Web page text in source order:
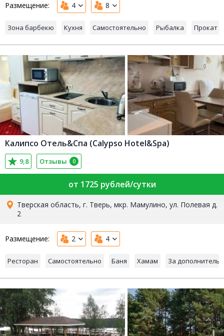
Размещение: 4 8
Зона барбекю Кухня Самостоятельно Рыбалка Прокат
Калипсо Отель&Спа (Calypso Hotel&Spa)
9,8 Отзывы 0
от 1725 рублей/сутки
Тверская область, г. Тверь, мкр. Мамулино, ул. Полевая д.
2
Размещение: 2 4
Ресторан Самостоятельно Баня Хамам За